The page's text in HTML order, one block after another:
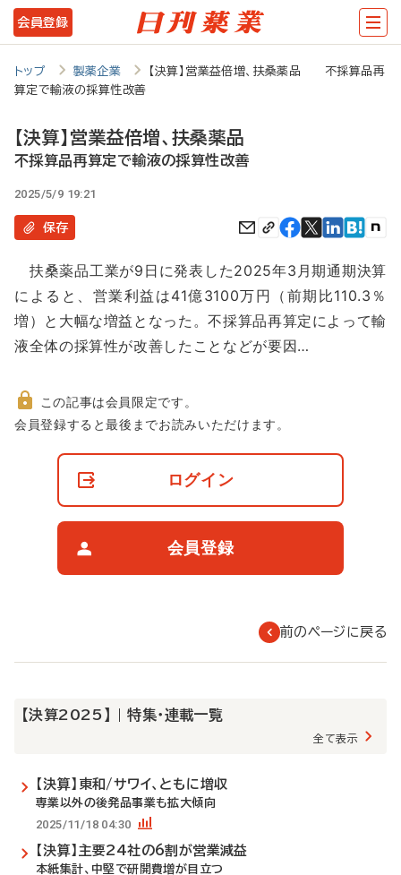
メ
イ
テ
ツ
に
動
会員登録
トップ 製薬企業
【決算】営業益倍増、扶桑薬品 不採算品再
算定で輸液の採算性改善
【決算】営業益倍増、扶桑薬品
不採算品再算定で輸液の採算性改善
2025/5/9 19:21
保存
扶桑薬品工業が9日に発表した2025年3月期通期決算
によると、営業利益は41億3100万円（前期比110.3％
増）と大幅な増益となった。不採算品再算定によって輸
液全体の採算性が改善したことなどが要因…
非
この記事は会員限定です。
会員登録すると最後までお読みいただけます。
ログイン
会員登録
前のページに戻る
【決算2025】 | 特集・連載一覧
全て表示
【決算】東和/サワイ、ともに増収
専業以外の後発品事業も拡大傾向
2025/11/18 04:30
【決算】主要24社の6割が営業減益
本紙集計、中堅で研開費増が目立つ